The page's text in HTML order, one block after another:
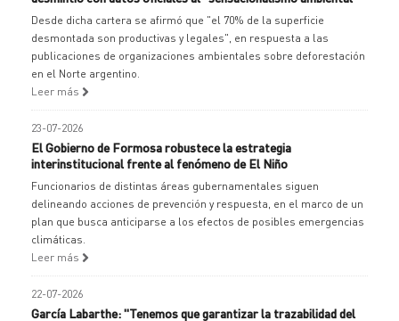
Desde dicha cartera se afirmó que "el 70% de la superficie
desmontada son productivas y legales", en respuesta a las
publicaciones de organizaciones ambientales sobre deforestación
en el Norte argentino.
Leer más
23-07-2026
El Gobierno de Formosa robustece la estrategia
interinstitucional frente al fenómeno de El Niño
Funcionarios de distintas áreas gubernamentales siguen
delineando acciones de prevención y respuesta, en el marco de un
plan que busca anticiparse a los efectos de posibles emergencias
climáticas.
Leer más
22-07-2026
García Labarthe: "Tenemos que garantizar la trazabilidad del